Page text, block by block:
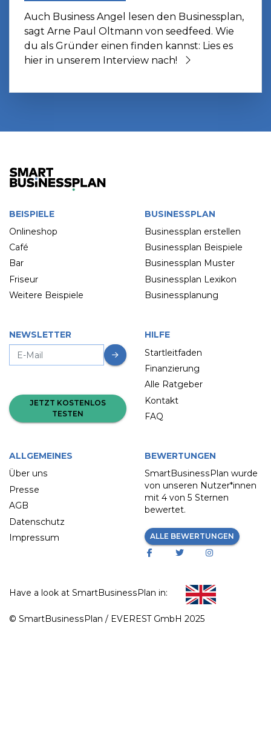
Auch Business Angel lesen den Businessplan,
sagt Arne Paul Oltmann von seedfeed. Wie
du als Gründer einen finden kannst: Lies es
hier in unserem Interview nach!
BEISPIELE
Onlineshop
Café
Bar
Friseur
Weitere Beispiele
BUSINESSPLAN
Businessplan erstellen
Businessplan Beispiele
Businessplan Muster
Businessplan Lexikon
Businessplanung
NEWSLETTER
JETZT KOSTENLOS
TESTEN
HILFE
Startleitfaden
Finanzierung
Alle Ratgeber
Kontakt
FAQ
ALLGEMEINES
Über uns
Presse
AGB
Datenschutz
Impressum
BEWERTUNGEN
SmartBusinessPlan wurde
von unseren Nutzer*innen
mit 4 von 5 Sternen
bewertet.
ALLE BEWERTUNGEN
© SmartBusinessPlan / EVEREST GmbH 2025
Have a look at SmartBusinessPlan in: